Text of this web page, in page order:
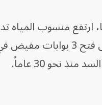
ارتفع منسوب المياه
مكعب في الثانية، ما
نحو 30 عاماً.